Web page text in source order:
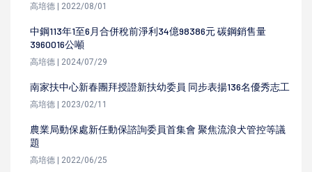
高培德 | 2022/08/01
中鋼113年1至6月合併稅前淨利34億98386元 碳鋼銷售量
3960016公噸
高培德 | 2024/07/29
南家扶中心新春團拜授證新扶幼委員 同步表揚136名優秀志工
高培德 | 2023/02/11
農業局動保處新任動保諮詢委員首集會 聚焦流浪犬管控等議
題
高培德 | 2022/06/25